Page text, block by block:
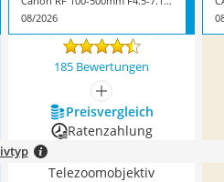
08/2026
185 Bewertungen
mehr anzeigen
Preis­vergleich
Ratenzahlung
Telezoomobjektiv